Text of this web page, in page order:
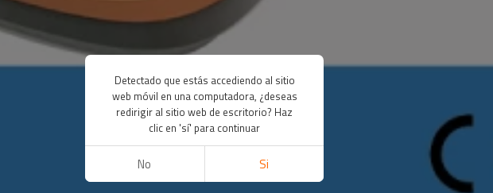
Detectado que estás accediendo al sitio
web móvil en una computadora, ¿deseas
redirigir al sitio web de escritorio? Haz
clic en 'sí' para continuar
No Si